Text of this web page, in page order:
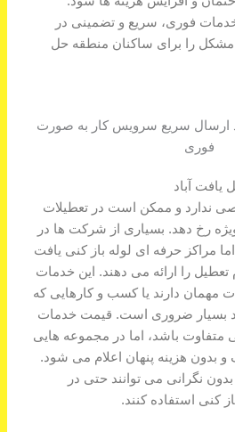
خدمات فوری، سریع و تضمینی در
مشکل را برای ساکنان منطقه حل
یافت آباد
ندارد و ممکن است در تعطیلات
رخ دهد. بسیاری از شرکت ها در
مراکز حرفه ای لوله باز کنی یافت
را ارائه می دهند. این خدمات
مهمان دارند یا کسب و کارهایی که
بسیار ضروری است. قیمت خدمات
باشد، اما در مجموعه هایی
هزینه پنهان اعلام می شود.
نگرانی می توانند حتی در
کنی استفاده کنند.